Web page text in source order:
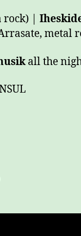
|
metal
all the